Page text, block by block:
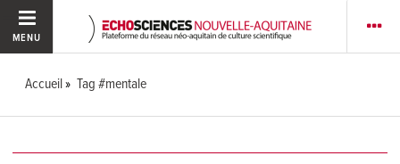
MENU
Accueil Tag #mentale